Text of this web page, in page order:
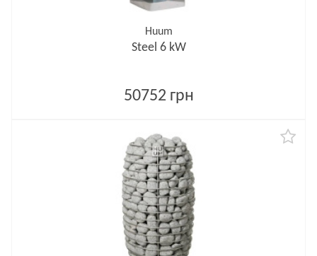
Huum
Steel 6 kW
50752 грн